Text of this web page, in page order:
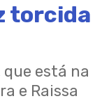
torcida
está na
e Raissa